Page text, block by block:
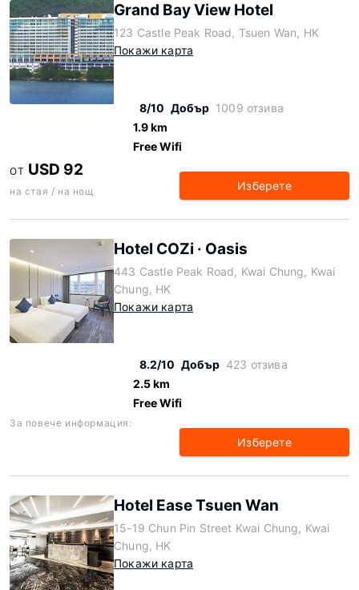
Grand Bay View Hotel
123 Castle Peak Road, Tsuen Wan, HK
Покажи карта
8/10 Добър 1009 отзива
1.9 km
Free Wifi
ОТ USD 92
на стая / на нощ Изберете
Hotel COZi · Oasis
443 Castle Peak Road, Kwai Chung, Kwai
Chung, HK
Покажи карта
8.2/10 Добър 423 отзива
2.5 km
Free Wifi
За повече информация:
Изберете
Hotel Ease Tsuen Wan
15-19 Chun Pin Street Kwai Chung, Kwai
Chung, HK
Покажи карта